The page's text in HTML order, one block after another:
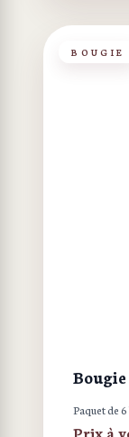
BOUGIE
Paquet de
Prix à